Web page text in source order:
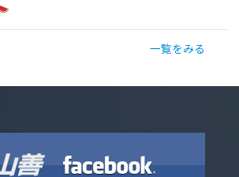
一覧をみる